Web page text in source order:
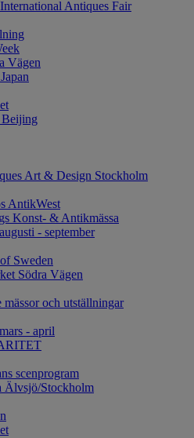
Antiques Fair
Vägen
Art & Design Stockholm
AntikWest
Konst- & Antikmässa
- september
Sweden
Södra Vägen
mässor och utställningar
- april
scenprogram
Älvsjö/Stockholm